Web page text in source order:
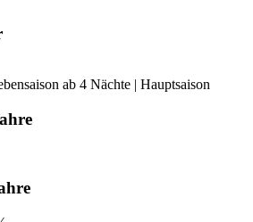
ab 4 Nächte | Hauptsaison